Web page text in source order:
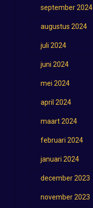
september 2024
augustus 2024
juli 2024
juni 2024
mei 2024
april 2024
maart 2024
februari 2024
januari 2024
december 2023
november 2023